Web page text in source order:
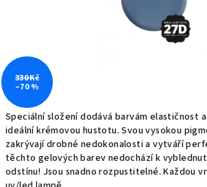
Speciální složení dodává barvám elastičnost
ideální krémovou hustotu. Svou vysokou
zakrývají drobné nedokonalosti a vytváří
těchto gelových barev nedochází k
odstínu! Jsou snadno rozpustitelné. Každou
330 Kč
–70 %